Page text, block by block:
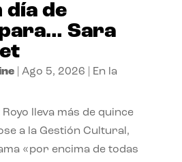
día de
Sara
| Ago 5, 2026
En la
lleva más de quince
a la Gestión Cultural,
«por encima de todas